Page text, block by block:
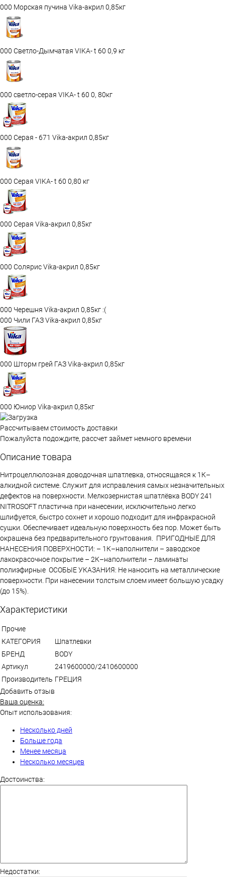
000 Морская пучина Vika-акрил 0,85кг
000 Светло-Дымчатая VIKA- t 60 0,9 кг
000 светло-серая VIKA- t 60 0, 80кг
000 Серая - 671 Vika-акрил 0,85кг
000 Серая VIKA- t 60 0,80 кг
000 Серая Vika-акрил 0,85кг
000 Солярис Vika-акрил 0,85кг
000 Черешня Vika-акрил 0,85кг :(
000 Чили ГАЗ Vika-акрил 0,85кг
000 Шторм грей ГАЗ Vika-акрил 0,85кг
000 Юниор Vika-акрил 0,85кг
Рассчитываем стоимость доставки
Пожалуйста подождите, рассчет займет немного времени
Описание товара
Нитроцеллюлозная доводочная шпатлевка, относящаяся к 1К–
алкидной системе. Служит для исправления самых незначительных
дефектов на поверхности. Мелкозернистая шпатлёвка BODY 241
NITROSOFT пластична при нанесении, исключительно легко
шлифуется, быстро сохнет и хорошо подходит для инфракрасной
сушки. Обеспечивает идеальную поверхность без пор. Может быть
окрашена без предварительного грунтования. ПРИГОДНЫЕ ДЛЯ
НАНЕСЕНИЯ ПОВЕРХНОСТИ: – 1К–наполнители – заводское
лакокрасочное покрытие – 2К–наполнители – ламинаты
полиэфирные ОСОБЫЕ УКАЗАНИЯ: Не наносить на металлические
поверхности. При нанесении толстым слоем имеет большую усадку
(до 15%).
Характеристики
Прочие
КАТЕГОРИЯ
Шпатлевки
БРЕНД
BODY
Артикул
2419600000/2410600000
Производитель ГРЕЦИЯ
Добавить отзыв
Ваша оценка:
Опыт использования:
Несколько дней
Больше года
Менее месяца
Несколько месяцев
Достоинства:
Недостатки: